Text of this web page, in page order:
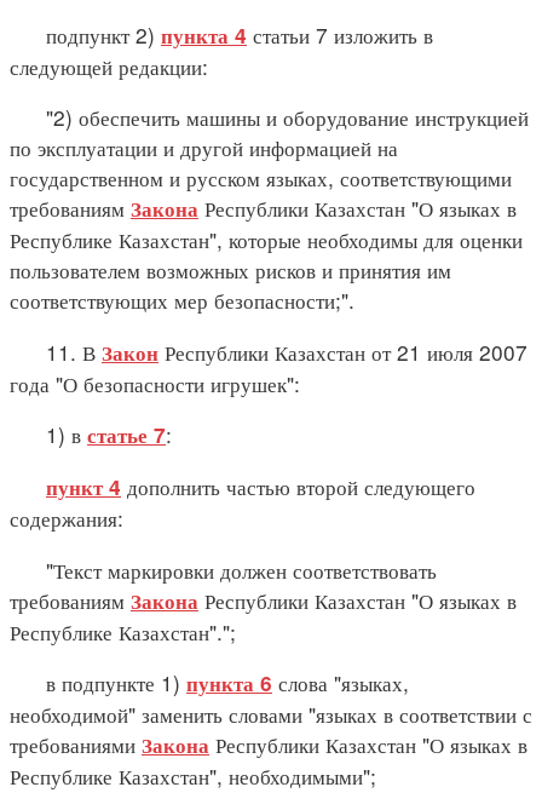
подпункт 2) пункта 4 статьи 7 изложить в
следующей редакции:
"2) обеспечить машины и оборудование инструкцией
по эксплуатации и другой информацией на
государственном и русском языках, соответствующими
требованиям Закона Республики Казахстан "О языках в
Республике Казахстан", которые необходимы для оценки
пользователем возможных рисков и принятия им
соответствующих мер безопасности;".
11. В Закон Республики Казахстан от 21 июля 2007
года "О безопасности игрушек":
1) в статье 7:
пункт 4 дополнить частью второй следующего
содержания:
"Текст маркировки должен соответствовать
требованиям Закона Республики Казахстан "О языках в
Республике Казахстан".";
в подпункте 1) пункта 6 слова "языках,
необходимой" заменить словами "языках в соответствии с
требованиями Закона Республики Казахстан "О языках в
Республике Казахстан", необходимыми";